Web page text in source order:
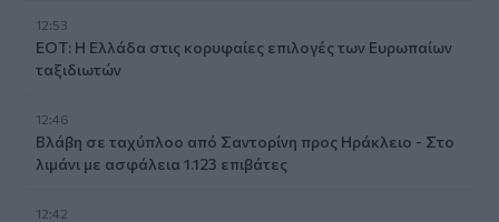
12:53
ΕΟΤ: Η Ελλάδα στις κορυφαίες επιλογές των Ευρωπαίων
ταξιδιωτών
12:46
Βλάβη σε ταχύπλοο από Σαντορίνη προς Ηράκλειο - Στο
λιμάνι με ασφάλεια 1.123 επιβάτες
12:42